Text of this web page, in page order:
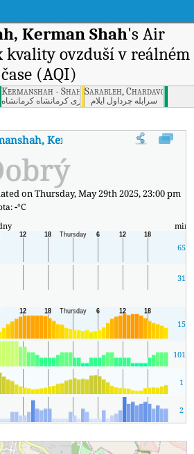
Kerman Shah's Air
ovzduší v reálném
čase (AQI)
Kermanshah - Shahrdari Markazi,
کرمانشاه - شهرداری مرکزی کرمانشاه كرمانشاه
Sarableh, Chardavol, Ilam
سرابله چرداول ایلام
Kerman Shah Index kvality
on Thursday, May 29th 2025, 23:00 pm
-°C
min
65
31
15
1010
1
2